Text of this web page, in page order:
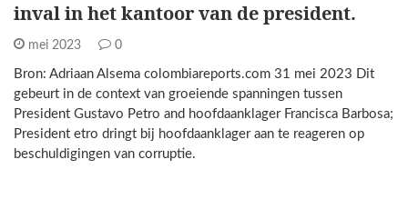
inval in het kantoor van de president.
mei 2023 0
Bron: Adriaan Alsema colombiareports.com 31 mei 2023 Dit
gebeurt in de context van groeiende spanningen tussen
President Gustavo Petro and hoofdaanklager Francisca Barbosa;
President etro dringt bij hoofdaanklager aan te reageren op
beschuldigingen van corruptie.